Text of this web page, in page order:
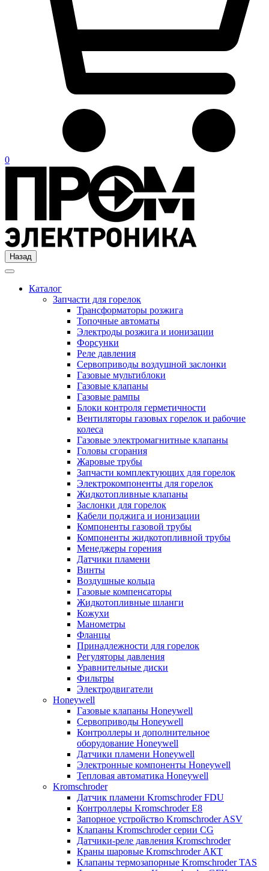
0
Назад
Каталог
Запчасти для горелок
Трансформаторы розжига
Топочные автоматы
Электроды розжига и ионизации
Форсунки
Реле давления
Сервоприводы воздушной заслонки
Газовые мультиблоки
Газовые клапаны
Газовые рампы
Блоки контроля герметичности
Вентиляторы газовых горелок и рабочие
колеса
Газовые электромагнитные клапаны
Головы сгорания
Жаровые трубы
Запчасти комплектующих для горелок
Электрокомпоненты для горелок
Жидкотопливные клапаны
Заслонки для горелок
Кабели поджига и ионизации
Компоненты газовой трубы
Компоненты жидкотопливной трубы
Менеджеры горения
Датчики пламени
Винты
Воздушные кольца
Газовые компенсаторы
Жидкотопливные шланги
Кожухи
Манометры
Фланцы
Принадлежности для горелок
Регуляторы давления
Уравнительные диски
Фильтры
Электродвигатели
Honeywell
Газовые клапаны Honeywell
Сервоприводы Honeywell
Контроллеры и дополнительное
оборудование Honeywell
Датчики пламени Honeywell
Электронные компоненты Honeywell
Тепловая автоматика Honeywell
Kromschroder
Датчик пламени Kromschroder FDU
Контроллеры Kromschroder E8
Запорное устройство Kromschroder ASV
Клапаны Kromschroder серии CG
Датчики-реле давления Kromschroder
Краны шаровые Kromschroder АКТ
Клапаны термозапорные Kromschroder TAS